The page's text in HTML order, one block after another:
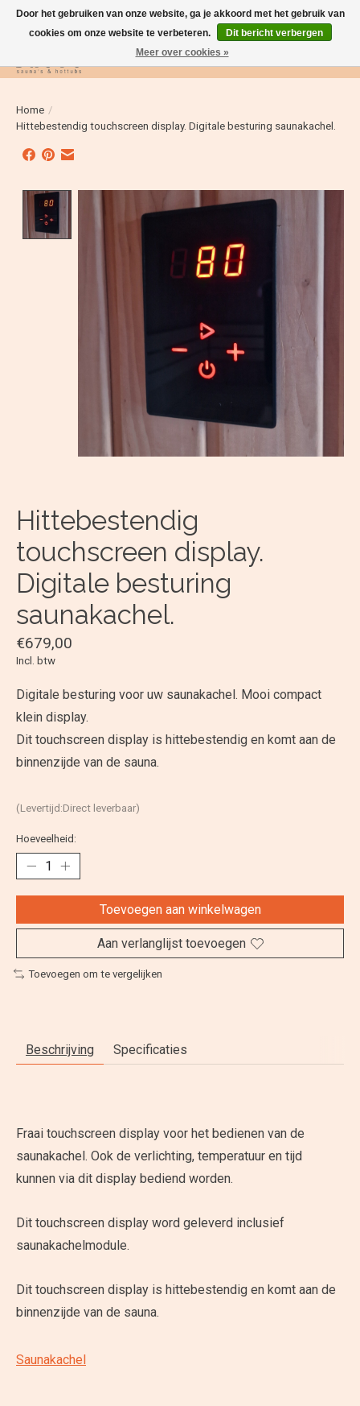
Verlanglijst
Home /
Hittebestendig touchscreen display. Digitale besturing saunakachel.
Product image slideshow Items
Hittebestendig
touchscreen display.
Digitale besturing
saunakachel.
€679,00
Incl. btw
Digitale besturing voor uw saunakachel. Mooi compact
klein display.
Dit touchscreen display is hittebestendig en komt aan de
binnenzijde van de sauna.
(Levertijd:Direct leverbaar)
Hoeveelheid:
Toevoegen aan winkelwagen
Aan verlanglijst toevoegen
Toevoegen om te vergelijken
Beschrijving Specificaties
Fraai touchscreen display voor het bedienen van de
saunakachel. Ook de verlichting, temperatuur en tijd
kunnen via dit display bediend worden.
Dit touchscreen display word geleverd inclusief
saunakachelmodule.
Dit touchscreen display is hittebestendig en komt aan de
binnenzijde van de sauna.
Saunakachel
Door het gebruiken van onze website, ga je akkoord met het gebruik van
cookies om onze website te verbeteren.
Dit bericht verbergen
Meer over cookies »